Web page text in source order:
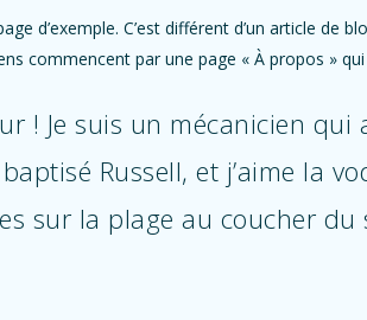
d’exemple. C’est différent d’un article
commencent par une page « À propos »
! Je suis un mécanicien qui
Russell, et j’aime la
sur la plage au coucher du